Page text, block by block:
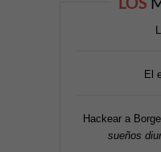
El
Hackear a
sueños